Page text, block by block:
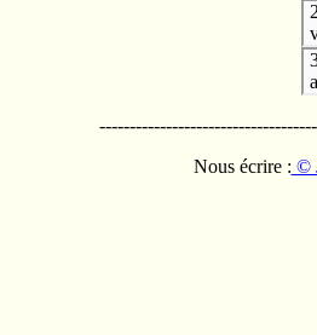
Nous écrire : ©